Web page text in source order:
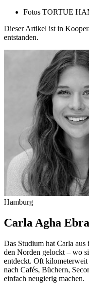
Fotos TORTUE
Dieser Artikel ist in
entstanden.
Hamburg
Carla Agha
Das Studium hat Carla
den Norden gelockt – wo
entdeckt. Oft kilometerweit
nach Cafés, Büchern,
einfach neugierig machen.